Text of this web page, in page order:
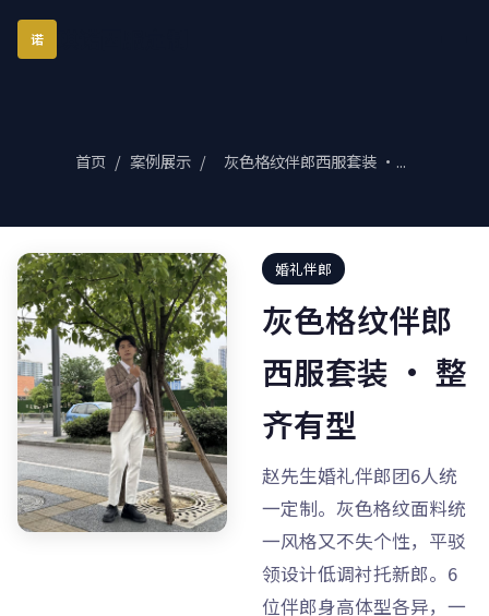
诺
首页 / 案例展示 / 灰色格纹伴郎西服套装 ·...
婚礼伴郎
灰色格纹伴郎
西服套装 · 整
齐有型
赵先生婚礼伴郎团6人统
一定制。灰色格纹面料统
一风格又不失个性，平驳
领设计低调衬托新郎。6
位伴郎身高体型各异，一